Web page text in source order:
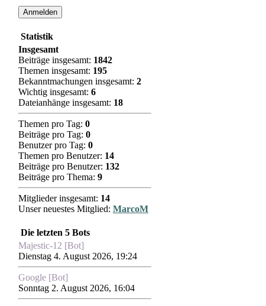
Statistik
Insgesamt
Beiträge insgesamt: 1842
Themen insgesamt: 195
Bekanntmachungen insgesamt: 2
Wichtig insgesamt: 6
Dateianhänge insgesamt: 18
Themen pro Tag: 0
Beiträge pro Tag: 0
Benutzer pro Tag: 0
Themen pro Benutzer: 14
Beiträge pro Benutzer: 132
Beiträge pro Thema: 9
Mitglieder insgesamt: 14
Unser neuestes Mitglied: MarcoM
Die letzten 5 Bots
Majestic-12 [Bot]
Dienstag 4. August 2026, 19:24
Google [Bot]
Sonntag 2. August 2026, 16:04